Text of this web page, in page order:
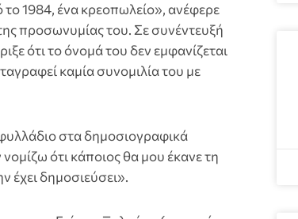
το 1984, ένα κρεοπωλείο», ανέφερε
προσωνυμίας του. Σε συνέντευξή
ότι το όνομά του δεν εμφανίζεται
καμία συνομιλία του με
φυλλάδιο στα δημοσιογραφικά
ότι κάποιος θα μου έκανε τη
έχει δημοσιεύσει».